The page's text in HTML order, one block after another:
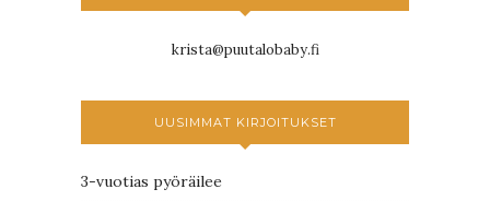
krista@puutalobaby.fi
UUSIMMAT KIRJOITUKSET
3-vuotias pyöräilee